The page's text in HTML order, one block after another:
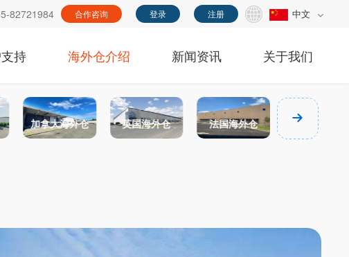
中文
注册
登录
合作咨询
82721984
持 海外仓介绍 新闻资讯 关于我们
加拿大海外仓 英国海外仓 法国海外仓 德国海外仓